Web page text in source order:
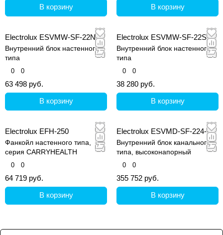
В корзину В корзину
Electrolux ESVMW-SF-22N
Внутренний блок настенного
типа
0 0
63 498 руб.
В корзину
Electrolux ESVMW-SF-22S
Внутренний блок настенного
типа
0 0
38 280 руб.
В корзину
Electrolux EFH-250
Фанкойл настенного типа,
серия CARRYHEALTH
0 0
64 719 руб.
В корзину
Electrolux ESVMD-SF-224-A
Внутренний блок канального
типа, высоконапорный
0 0
355 752 руб.
В корзину